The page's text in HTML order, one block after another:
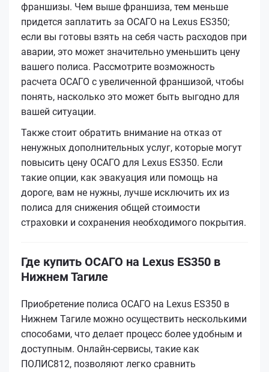
франшизы. Чем выше франшиза, тем меньше
придется заплатить за ОСАГО на Lexus ES350;
если вы готовы взять на себя часть расходов при
аварии, это может значительно уменьшить цену
вашего полиса. Рассмотрите возможность
расчета ОСАГО с увеличенной франшизой, чтобы
понять, насколько это может быть выгодно для
вашей ситуации.
Также стоит обратить внимание на отказ от
ненужных дополнительных услуг, которые могут
повысить цену ОСАГО для Lexus ES350. Если
такие опции, как эвакуация или помощь на
дороге, вам не нужны, лучше исключить их из
полиса для снижения общей стоимости
страховки и сохранения необходимого покрытия.
Где купить ОСАГО на Lexus ES350 в
Нижнем Тагиле
Приобретение полиса ОСАГО на Lexus ES350 в
Нижнем Тагиле можно осуществить несколькими
способами, что делает процесс более удобным и
доступным. Онлайн-сервисы, такие как
ПОЛИС812, позволяют легко сравнить